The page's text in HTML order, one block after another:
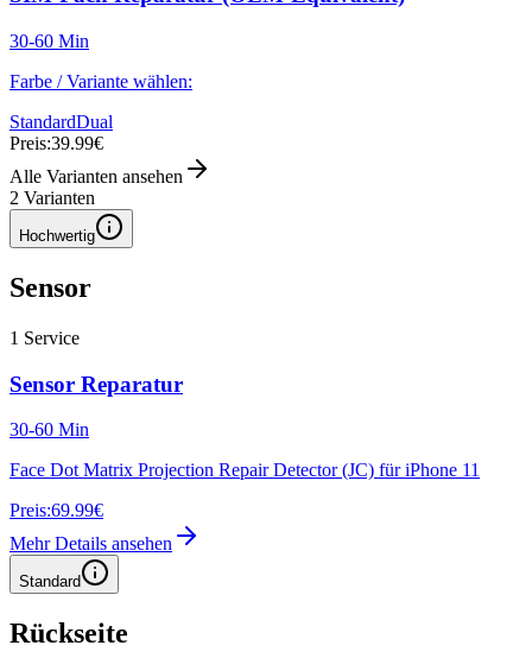
30-60 Min
Farbe / Variante wählen:
StandardDual
Preis:39.99€
Alle Varianten ansehen
2 Varianten
Hochwertig
Sensor
1 Service
Sensor Reparatur
30-60 Min
Face Dot Matrix Projection Repair Detector (JC) für iPhone 11
Preis:69.99€
Mehr Details ansehen
Standard
Rückseite